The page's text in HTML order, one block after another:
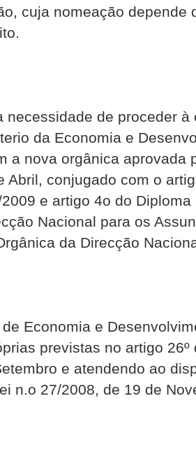
cuja nomeação depende
necessidade de proceder à
da Economia e
a nova orgânica aprovada
Abril, conjugado com o
e artigo 4o do
Nacional para os
da Direcção
Economia e
previstas no artigo 26º
e atendendo ao
n.o 27/2008, de 19 de